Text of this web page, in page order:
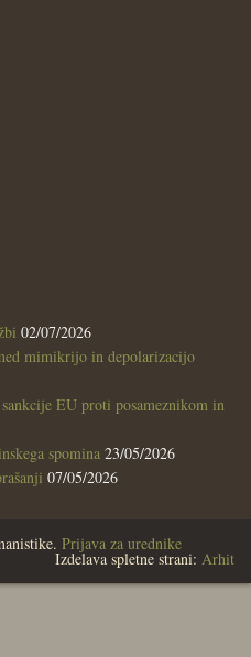
02/07/2026
mimikrijo in depolarizacijo
EU proti posameznikom in
spomina 23/05/2026
07/05/2026
Prijava za urednike
Izdelava spletne strani: Arhit